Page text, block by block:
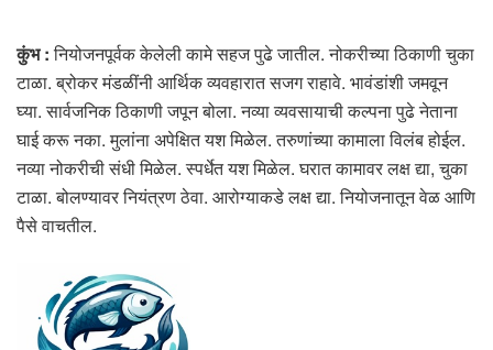
कुंभ :नियोजनपूर्वक केलेली कामे सहज पुढे जातील. नोकरीच्या ठिकाणी चुका
टाळा. ब्रोकर मंडळींनी आर्थिक व्यवहारात सजग राहावे. भावंडांशी जमवून
घ्या. सार्वजनिक ठिकाणी जपून बोला. नव्या व्यवसायाची कल्पना पुढे नेताना
घाई करू नका. मुलांना अपेक्षित यश मिळेल. तरुणांच्या कामाला विलंब होईल.
नव्या नोकरीची संधी मिळेल. स्पर्धेत यश मिळेल. घरात कामावर लक्ष द्या, चुका
टाळा. बोलण्यावर नियंत्रण ठेवा. आरोग्याकडे लक्ष द्या. नियोजनातून वेळ आणि
पैसे वाचतील.